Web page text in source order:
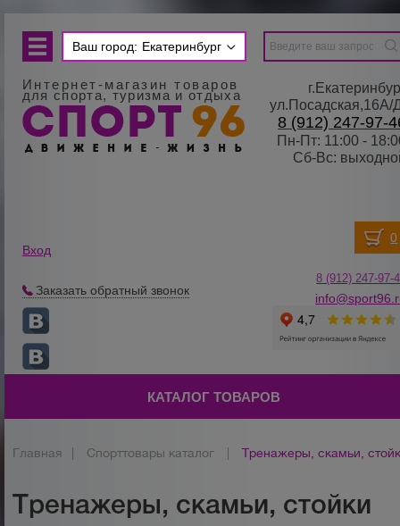
Ваш город: Екатеринбург
Интернет-магазин товаров
для спорта, туризма и отдыха
8 (912) 247-97-
Пн-Пт: 11:00 -
Сб-Вс:
Вход
Заказать обратный звонок
8 (912) 247-97-
КАТАЛОГ ТОВАРОВ
Главная Спорттовары каталог Тренажеры, скамьи,
Тренажеры, скамьи, стойки